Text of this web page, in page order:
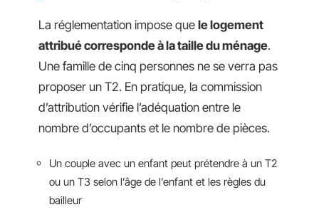
La réglementation impose que le logement
attribué corresponde à la taille du ménage.
Une famille de cinq personnes ne se verra pas
proposer un T2. En pratique, la commission
d’attribution vérifie l’adéquation entre le
nombre d’occupants et le nombre de pièces.
Un couple avec un enfant peut prétendre à un T2
ou un T3 selon l’âge de l’enfant et les règles du
bailleur